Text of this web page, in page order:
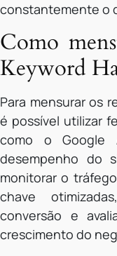
constantemente o
Como
Keyword
Para mensurar os
é possível utilizar
como o Google
desempenho do
monitorar o
chave
conversão e
crescimento do